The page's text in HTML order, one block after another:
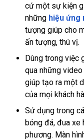
cứ một sự kiện
những hiệu ứng
tượng giúp cho
ấn tượng, thú vị.
Dùng trong việc
qua những
giúp tạo ra một
của mọi khách
Sử dụng trong
bóng đá, đua xe
phương. Màn